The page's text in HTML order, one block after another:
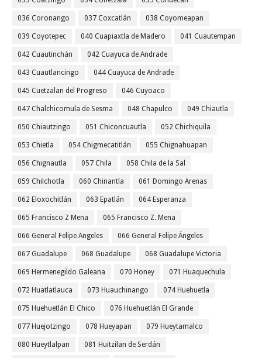
036 Coronango 037 Coxcatlán 038 Coyomeapan
039 Coyotepec 040 Cuapiaxtla de Madero 041 Cuautempan
042 Cuautinchán 042 Cuayuca de Andrade
043 Cuautlancingo 044 Cuayuca de Andrade
045 Cuetzalan del Progreso 046 Cuyoaco
047 Chalchicomula de Sesma 048 Chapulco 049 Chiautla
050 Chiautzingo 051 Chiconcuautla 052 Chichiquila
053 Chietla 054 Chigmecatitlán 055 Chignahuapan
056 Chignautla 057 Chila 058 Chila de la Sal
059 Chilchotla 060 Chinantla 061 Domingo Arenas
062 Eloxochitlán 063 Epatlán 064 Esperanza
065 Francisco Z Mena 065 Francisco Z. Mena
066 General Felipe Angeles 066 General Felipe Ángeles
067 Guadalupe 068 Guadalupe 068 Guadalupe Victoria
069 Hermenegildo Galeana 070 Honey 071 Huaquechula
072 Huatlatlauca 073 Huauchinango 074 Huehuetla
075 Huehuetlán El Chico 076 Huehuetlán El Grande
077 Huejotzingo 078 Hueyapan 079 Hueytamalco
080 Hueytlalpan 081 Huitzilan de Serdán